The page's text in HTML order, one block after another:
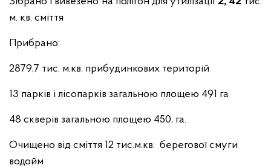
м. кв. сміття
Прибрано:
2879,7 тис. м.кв. прибудинкових територій
13 парків і лісопарків загальною площею 491 га
48 скверів загальною площею 450, га.
Очищено від сміття 12 тис.м.кв. берегової смуги
водойм